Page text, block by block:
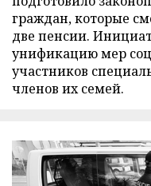
граждан, которые
две пенсии.
унификацию мер
участников
членов их семей.